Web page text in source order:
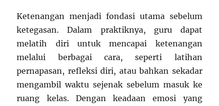
Ketenangan menjadi fondasi utama sebelum
ketegasan. Dalam praktiknya, guru dapat
melatih diri untuk mencapai ketenangan
melalui berbagai cara, seperti latihan
pernapasan, refleksi diri, atau bahkan sekadar
mengambil waktu sejenak sebelum masuk ke
ruang kelas. Dengan keadaan emosi yang